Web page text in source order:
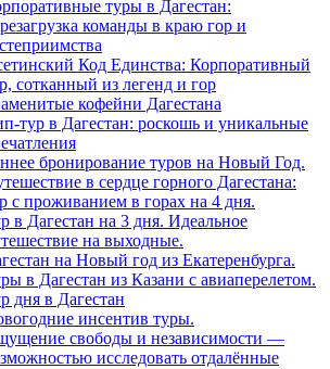
туры в Дагестан:
команды в краю гор и
Код Единства: Корпоративный
сотканный из легенд и гор
кофейни Дагестана
тур в Дагестан: роскошь и уникальные
бронирование туров на Новый Год.
в сердце горного Дагестана:
с проживанием в горах на 4 дня.
в Дагестан на 3 дня. Идеальное
на выходные.
на Новый год из Екатеренбурга.
в Дагестан из Казани с авиаперелетом.
дня в Дагестан
инсентив туры.
свободы и независимости —
исследовать отдалённые